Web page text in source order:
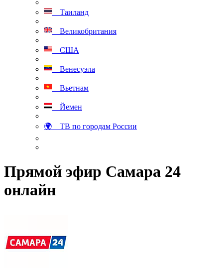
Таиланд
Великобритания
США
Венесуэла
Вьетнам
Йемен
🌍 ТВ по городам России
Прямой эфир Самара 24
онлайн